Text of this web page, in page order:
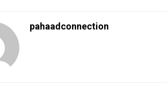
pahaadconnection